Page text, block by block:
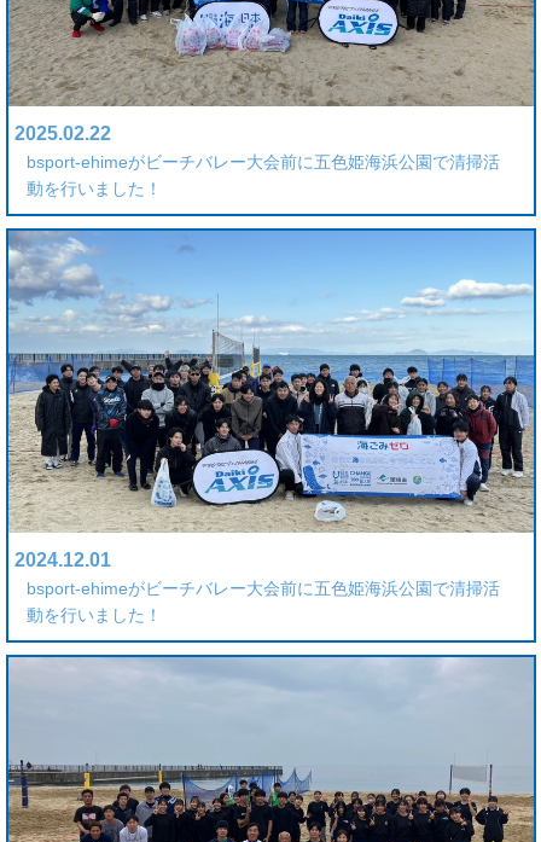
2025.02.22
bsport-ehimeがビーチバレー大会前に五色姫海浜公園で清掃活
動を行いました！
2024.12.01
bsport-ehimeがビーチバレー大会前に五色姫海浜公園で清掃活
動を行いました！